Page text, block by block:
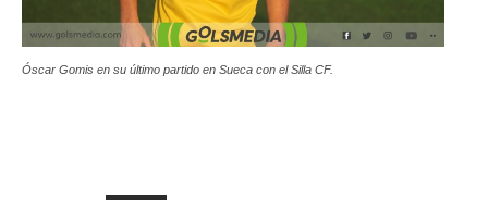
Óscar Gomis en su último partido en Sueca con el Silla CF.